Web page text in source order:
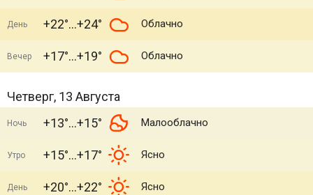
День +22° +24° Облачно
Вечер +17° +19° Облачно
Четверг, 13 Августа
Ночь +13° +15° Малооблачно
Утро +15° +17° Ясно
День +20° +22° Ясно